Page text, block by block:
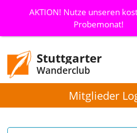
AKTION! Nutze unseren
Probemonat!
Stuttgarter
Wanderclub
Mitglieder